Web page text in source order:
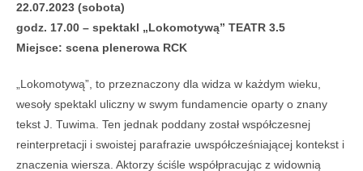
22.07.2023 (sobota)
godz. 17.00 – spektakl „Lokomotywą” TEATR 3.5
Miejsce: scena plenerowa RCK
„Lokomotywą”, to przeznaczony dla widza w każdym wieku,
wesoły spektakl uliczny w swym fundamencie oparty o znany
tekst J. Tuwima. Ten jednak poddany został współczesnej
reinterpretacji i swoistej parafrazie uwspółcześniającej kontekst i
znaczenia wiersza. Aktorzy ściśle współpracując z widownią